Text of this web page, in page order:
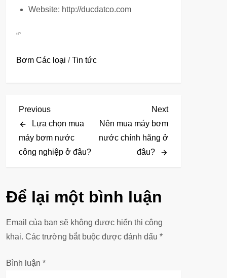
Website: http://ducdatco.com
“`
Bơm Các loại /Tin tức
Đ
i
ề
h
ư
n
Previous
Post
Previous
Lựa chọn mua
máy bơm nước
công nghiệp ở đâu?
Next
Post
Next
Nên mua máy bơm
nước chính hãng ở
đâu?
Để lại một bình luận
Email của bạn sẽ không được hiển thị công
khai. Các trường bắt buộc được đánh dấu *
Bình luận *